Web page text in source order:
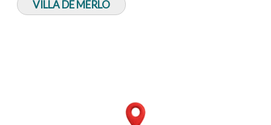
VILLA DE MERLO